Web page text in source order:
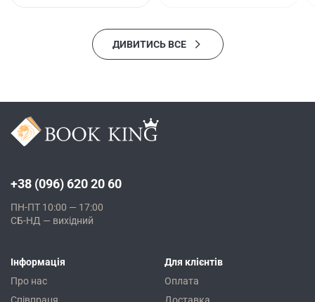
ДИВИТИСЬ ВСЕ
+38 (096) 620 20 60
ПН-ПТ 10:00 — 17:00
СБ-НД — вихідний
Інформація
Про нас
Для клієнтів
Оплата